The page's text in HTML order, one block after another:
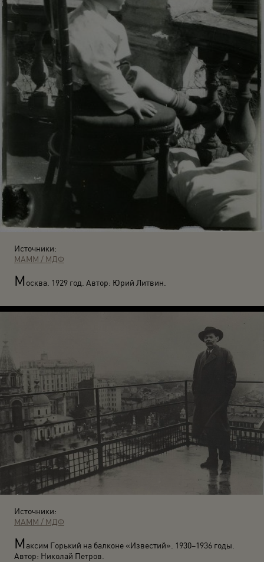
Источники:
МАММ / МДФ
М осква. 1929 год. Автор: Юрий Литвин.
Источники:
МАММ / МДФ
М аксим Горький на балконе «Известий». 1930–1936 годы.
Автор: Николай Петров.